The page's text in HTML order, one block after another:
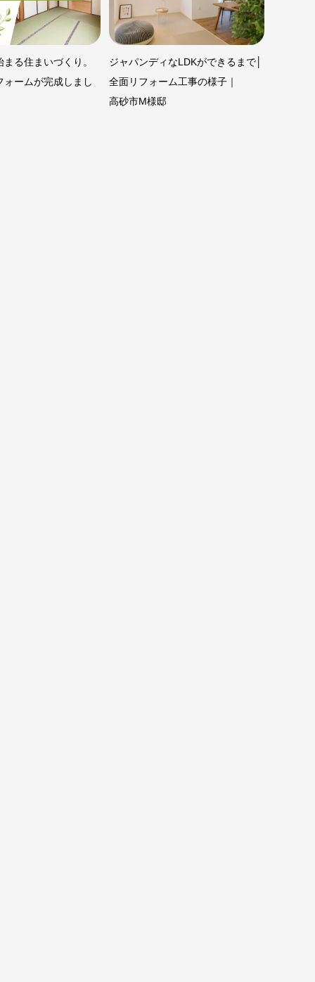
る住まいづくり。
ォームが完成しまし
ジャパンディなLDKができるまで│
全面リフォーム工事の様子｜
高砂市M様邸